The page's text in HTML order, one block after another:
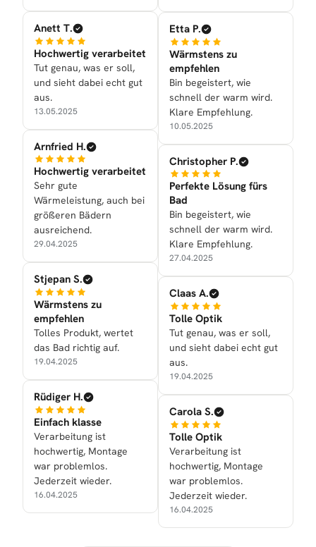
Anett T.
Hochwertig verarbeitet
Tut genau, was er soll,
und sieht dabei echt gut
aus.
13.05.2025
Arnfried H.
Hochwertig verarbeitet
Sehr gute
Wärmeleistung, auch bei
größeren Bädern
ausreichend.
29.04.2025
Stjepan S.
Wärmstens zu
empfehlen
Tolles Produkt, wertet
das Bad richtig auf.
19.04.2025
Rüdiger H.
Einfach klasse
Verarbeitung ist
hochwertig, Montage
war problemlos.
Jederzeit wieder.
16.04.2025
Etta P.
Wärmstens zu
empfehlen
Bin begeistert, wie
schnell der warm wird.
Klare Empfehlung.
10.05.2025
Christopher P.
Perfekte Lösung fürs
Bad
Bin begeistert, wie
schnell der warm wird.
Klare Empfehlung.
27.04.2025
Claas A.
Tolle Optik
Tut genau, was er soll,
und sieht dabei echt gut
aus.
19.04.2025
Carola S.
Tolle Optik
Verarbeitung ist
hochwertig, Montage
war problemlos.
Jederzeit wieder.
16.04.2025